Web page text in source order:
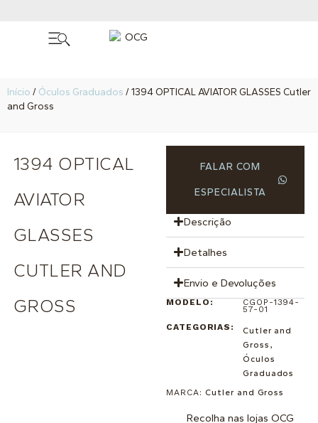
Início / Óculos Graduados / 1394 OPTICAL AVIATOR GLASSES Cutler
and Gross
1394 OPTICAL
AVIATOR
GLASSES
CUTLER AND
GROSS
FALAR COM
ESPECIALISTA
Descrição
Detalhes
Envio e Devoluções
MODELO: CGOP-1394-
57-01
CATEGORIAS:
Cutler and
Gross ,
Óculos
Graduados
MARCA:Cutler and Gross
Recolha nas lojas OCG